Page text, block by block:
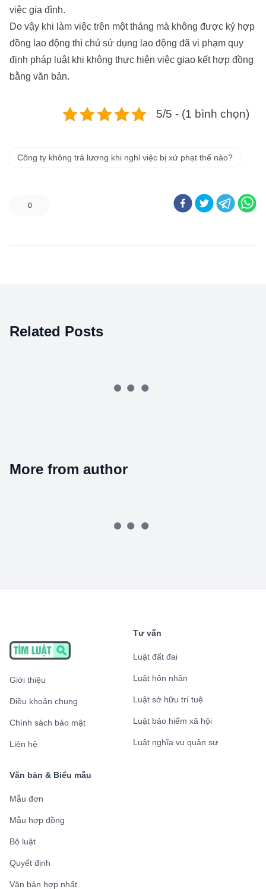
việc gia đình.
Do vậy khi làm việc trên một tháng mà không được ký hợp
đồng lao động thì chủ sử dụng lao động đã vi phạm quy
định pháp luật khi không thực hiện việc giao kết hợp đồng
bằng văn bản.
5/5 - (1 bình chọn)
Công ty không trả lương khi nghỉ việc bị xử phạt thế nào?
0
Related Posts
More from author
Giới thiệu
Điều khoản chung
Chính sách bảo mật
Liên hệ
Tư vấn
Luật đất đai
Luật hôn nhân
Luật sở hữu trí tuệ
Luật bảo hiểm xã hội
Luật nghĩa vụ quân sự
Văn bản & Biểu mẫu
Mẫu đơn
Mẫu hợp đồng
Bộ luật
Quyết định
Văn bản hợp nhất